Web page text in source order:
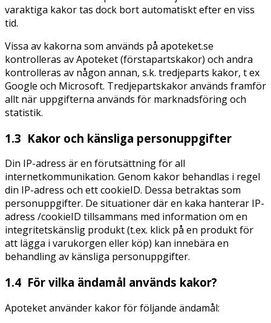
varaktiga kakor tas dock bort automatiskt efter en viss
tid.
Vissa av kakorna som används på apoteket.se
kontrolleras av Apoteket (förstapartskakor) och andra
kontrolleras av någon annan, s.k. tredjeparts kakor, t ex
Google och Microsoft. Tredjepartskakor används framför
allt när uppgifterna används för marknadsföring och
statistik.
1.3 Kakor och känsliga personuppgifter
Din IP-adress är en förutsättning för all
internetkommunikation. Genom kakor behandlas i regel
din IP-adress och ett cookieID. Dessa betraktas som
personuppgifter. De situationer där en kaka hanterar IP-
adress /cookieID tillsammans med information om en
integritetskänslig produkt (t.ex. klick på en produkt för
att lägga i varukorgen eller köp) kan innebära en
behandling av känsliga personuppgifter.
1.4 För vilka ändamål används kakor?
Apoteket använder kakor för följande ändamål: